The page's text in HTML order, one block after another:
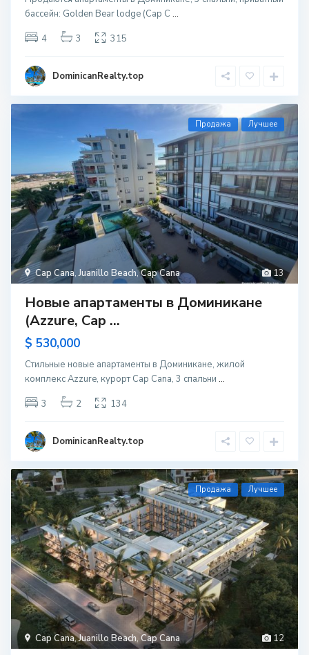
бассейн: Golden Bear lodge (Cap C ...
4
3 315
DominicanRealty.top
13
Cap Cana,Juanillo Beach,Cap Cana
Продажа Лучшее
Новые апартаменты в Доминикане
(Azzure, Cap ...
$ 530,000
Стильные новые апартаменты в Доминикане, жилой
комплекс Azzure, курорт Cap Cana, 3 спальни ...
3
2 134
DominicanRealty.top
12
Cap Cana,Juanillo Beach,Cap Cana
Продажа Лучшее